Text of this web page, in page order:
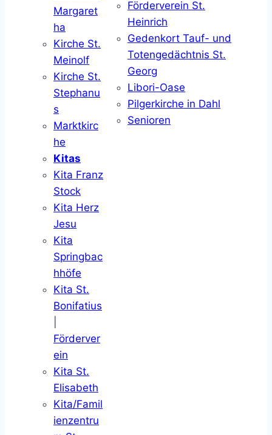
Margaret
ha
Kirche St.
Meinolf
Kirche St.
Stephanu
s
Marktkirc
he
Kitas
Kita Franz
Stock
Kita Herz
Jesu
Kita
Springbac
hhöfe
Kita St.
Bonifatius
Förderver
ein
Kita St.
Elisabeth
Kita/Famil
ienzentru
Förderverein St.
Heinrich
Gedenkort Tauf- und
Totengedächtnis St.
Georg
Libori-Oase
Pilgerkirche in Dahl
Senioren